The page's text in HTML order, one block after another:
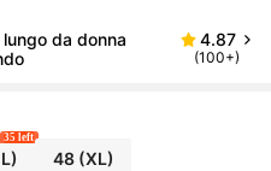
lungo da donna
4.87
(100+)
35 left
48(XL)